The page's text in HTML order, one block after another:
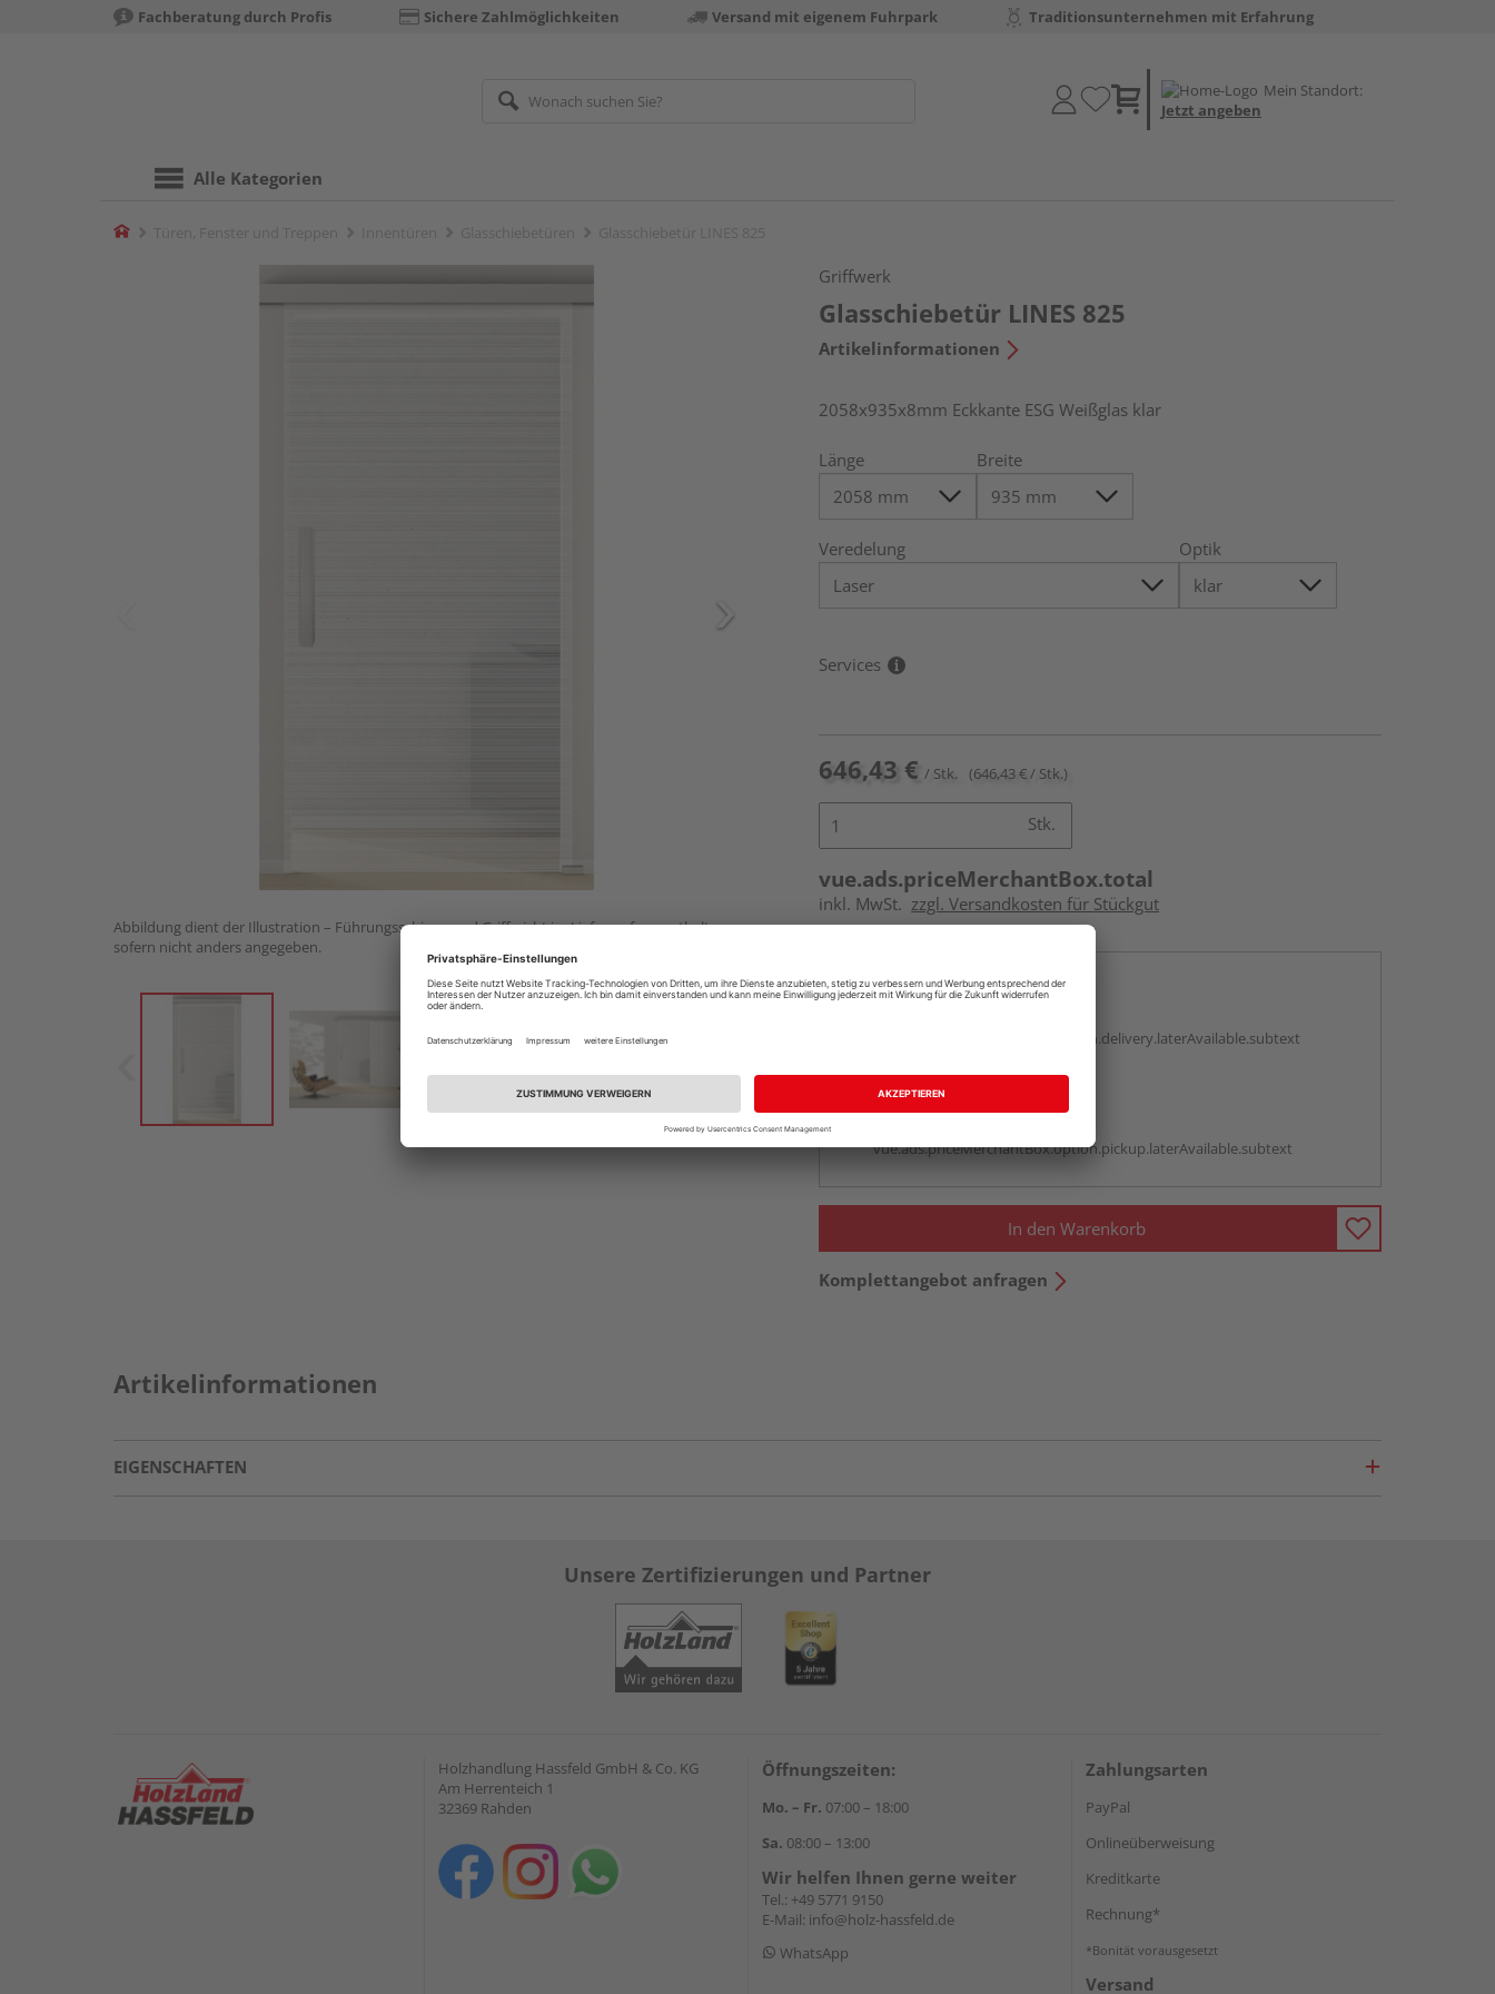
Fachberatung durch Profis Sichere Zahlmöglichkeiten Versand mit eigenem Fuhrpark Traditionsunternehmen mit Erfahrung
Mein Standort:
Jetzt angeben
Alle Kategorien
Home
Abbildung dient der Illustration – Führungsschiene und Griff nicht im Lieferumfang enthalten,
sofern nicht anders angegeben.
Griffwerk
Glasschiebetür LINES 825
Artikelinformationen
2058x935x8mm Eckkante ESG Weißglas klar
Länge Breite
Veredelung Optik
Services
646,43 € / Stk. (646,43 € / Stk.)
Stk.
vue.ads.priceMerchantBox.total
inkl. MwSt.zzgl. Versandkosten für Stückgut
Online bestellen
vue.ads.priceMerchantBox.option.delivery.laterAvailable.subtext
Beim Händler abholen
vue.ads.priceMerchantBox.option.pickup.laterAvailable.subtext
In den Warenkorb
Komplettangebot anfragen
Artikelinformationen
EIGENSCHAFTEN
Unsere Zertifizierungen und Partner
Holzhandlung Hassfeld GmbH & Co. KG
Am Herrenteich 1
32369 Rahden
Öffnungszeiten:
Mo. – Fr. 07:00 – 18:00
Sa. 08:00 – 13:00
Wir helfen Ihnen gerne weiter
Tel.: +49 5771 9150
E-Mail: info@holz-hassfeld.de
WhatsApp
Zahlungsarten
PayPal
Onlineüberweisung
Kreditkarte
Rechnung*
*Bonität vorausgesetzt
Versand